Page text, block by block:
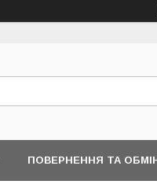
ПОВЕРНЕННЯ ТА